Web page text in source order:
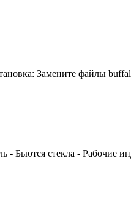
Замените файлы
стекла - Рабочие